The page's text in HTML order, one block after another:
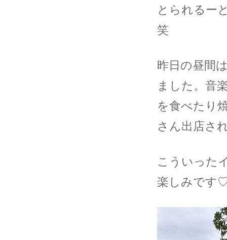
とられるー
笑
昨日の昼間
ました。音
を食べたり
さん出店さ
こういった
楽しみです